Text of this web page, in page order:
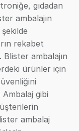
gıdadan
ambalajın
şekilde
rekabet
Blister ambalajın
ürünler için
Ambalaj gibi
ambalaj